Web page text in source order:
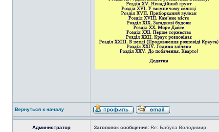
Вернуться к началу
Администратор Заголовок сообщения: Re: Бабула Володимир